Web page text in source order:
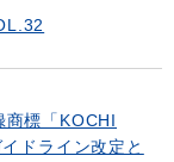
商標「KOCHI
ドライン改定と